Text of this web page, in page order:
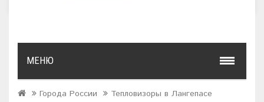
МЕНЮ
Города России Тепловизоры в Лангепасе